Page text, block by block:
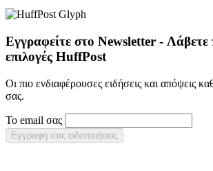
Εγγραφείτε στο Newsletter - Λάβετε
επιλογές HuffPost
Οι πιο ενδιαφέρουσες ειδήσεις και απόψεις
σας.
Το email σας
Εγγραφή στις ειδοποιήσεις